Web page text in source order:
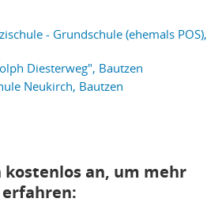
- Grundschule (ehemals POS),
Diesterweg", Bautzen
Neukirch, Bautzen
kostenlos an, um mehr
erfahren: